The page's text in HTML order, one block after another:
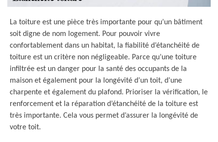
La toiture est une pièce très importante pour qu’un bâtiment
soit digne de nom logement. Pour pouvoir vivre
confortablement dans un habitat, la fiabilité d’étanchéité de
toiture est un critère non négligeable. Parce qu’une toiture
infiltrée est un danger pour la santé des occupants de la
maison et également pour la longévité d’un toit, d’une
charpente et également du plafond. Prioriser la vérification, le
renforcement et la réparation d’étanchéité de la toiture est
très importante. Cela vous permet d’assurer la longévité de
votre toit.